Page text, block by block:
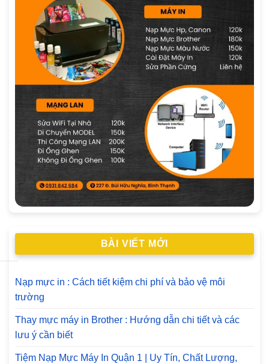
BÀI VIẾT MỚI
Nạp mực in : Cách tiết kiệm chi phí và bảo vệ môi
trường
Thay mực máy in Brother : Hướng dẫn chi tiết và các
lưu ý cần biết
Tiệm Nạp Mực Máy In Quận 1 | Uy Tín, Chất Lượng,